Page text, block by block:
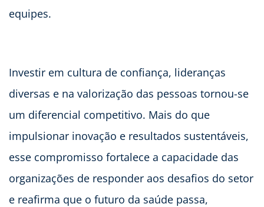
equipes.
Investir em cultura de confiança, lideranças
diversas e na valorização das pessoas tornou-se
um diferencial competitivo. Mais do que
impulsionar inovação e resultados sustentáveis,
esse compromisso fortalece a capacidade das
organizações de responder aos desafios do setor
e reafirma que o futuro da saúde passa,